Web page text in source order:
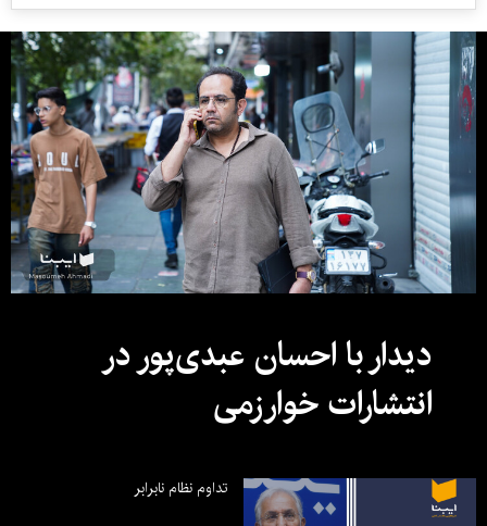
دیدار با احسان عبدی‌پور در
انتشارات خوارزمی
تداوم نظام نابرابر